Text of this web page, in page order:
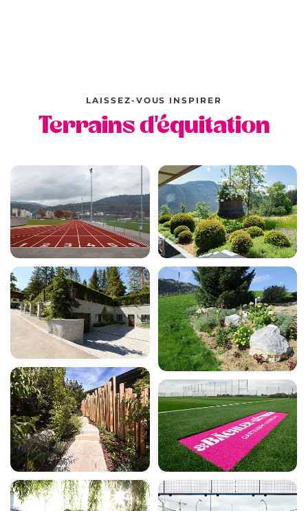
LAISSEZ-VOUS INSPIRER
Terrains d'équitation